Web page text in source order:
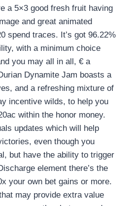
a 5×3 good fresh fruit having
and great animated
spend traces. It’s got 96.22%
with a minimum choice
you may all in all, € a
Dynamite Jam boasts a
and a refreshing mixture of
incentive wilds, to help you
within the honor money.
updates which will help
even though you
but have the ability to trigger
element there’s the
your own bet gains or more.
may provide extra value